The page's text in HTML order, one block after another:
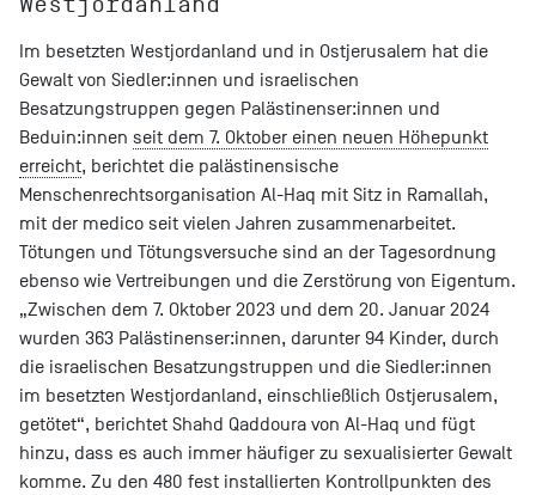
Im besetzten Westjordanland und in Ostjerusalem hat die
Gewalt von Siedler:innen und israelischen
Besatzungstruppen gegen Palästinenser:innen und
Beduin:innen seit dem 7. Oktober einen neuen Höhepunkt
erreicht, berichtet die palästinensische
Menschenrechtsorganisation Al-Haq mit Sitz in Ramallah,
mit der medico seit vielen Jahren zusammenarbeitet.
Tötungen und Tötungsversuche sind an der Tagesordnung
ebenso wie Vertreibungen und die Zerstörung von Eigentum.
„Zwischen dem 7. Oktober 2023 und dem 20. Januar 2024
wurden 363 Palästinenser:innen, darunter 94 Kinder, durch
die israelischen Besatzungstruppen und die Siedler:innen
im besetzten Westjordanland, einschließlich Ostjerusalem,
getötet“, berichtet Shahd Qaddoura von Al-Haq und fügt
hinzu, dass es auch immer häufiger zu sexualisierter Gewalt
komme. Zu den 480 fest installierten Kontrollpunkten des